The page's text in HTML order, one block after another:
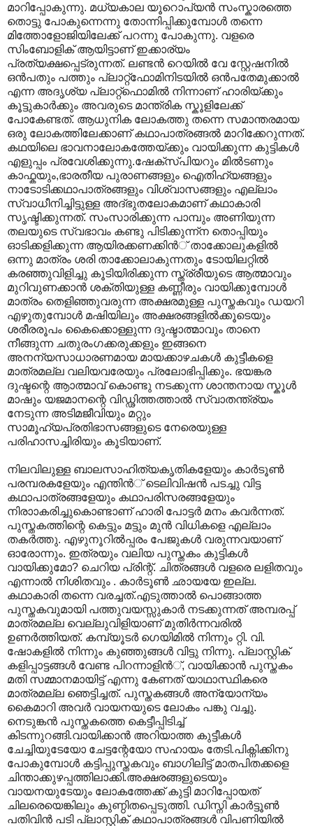
മാറിപ്പോകുന്നു. മധ്യകാല യൂറൊപ്യന്‍ സംസ്കാരത്തെ
തൊട്ടു പോകുന്നെന്നു തോന്നിപ്പിക്കുമ്പോള്‍‍ തന്നെ
മിത്തോളോജിയിലേക്ക് പറന്നു പോകുന്നു. വളരെ
സിംബോളിക് ആയിട്ടാണ് ഇക്കാര്യം
പ്രത്യക്ഷപ്പെട്രുന്നത്. ലണ്ടന്‍ റെയില്‍ വേ സ്റ്റേഷനില്‍
ഒന്‍പതും പത്തും പ്ലാറ്റ്ഫോമിനിടയില്‍ ഒന്‍പതേമുക്കാല്‍
എന്ന അദൃശ്യ പ്ലാറ്റ്ഫൊമില്‍ നിന്നാണ് ഹാരിയ്ക്കും
കൂട്ടുകാര്‍ക്കും അവരുടെ മാന്ത്രിക സ്കൂളിലേക്ക്
പോകേണ്ടത്. ആധുനിക ലോകത്തു തന്നെ സമാന്തരമായ
ഒരു ലോകത്തിലേക്കാണ് കഥാപാത്രങ്ങല്‍ മാറിക്കേറുന്നത്.
കഥയിലെ ഭാവനാലോകത്തേയ്ക്കും വായിക്കുന്ന കുട്ടികള്‍
എളുപ്പം പ്രവേശിക്കുന്നു.ഷേക്സ്പിയറും മില്‍ടണും
കാഫ്കയും,ഭാരതീയ പുരാണങ്ങളും ഐതിഹ്യങ്ങളും
നാടോടിക്കഥാപാത്രങ്ങളും വിശ്വാസങ്ങളും എല്ലാം
സ്വാധീനിച്ചിട്ടുള്ള അദ്ഭുതലോകമാണ് കഥാകാരി
സൃഷ്ടിക്കുന്നത്. സംസാരിക്കുന്ന പാമ്പും അണിയുന്ന
തലയുടെ സ്വഭാവം കണ്ടു പിടിക്കുന്ന്ന തൊപ്പിയും
ഓടിക്കളിക്കുന്ന ആയിരക്കണക്കിന്‍് താക്കോലുകളില്‍
ഒന്നു മാത്രം ശരി താക്കോലാകുന്നതും ടോയിലറ്റില്‍
കരഞ്ഞുവിളിച്ചു കൂടിയിരിക്കുന്ന സ്ത്ര്രീയുടെ ആത്മാവും
മുറിവുണക്കാന്‍ ശക്തിയുള്ള കണ്ണീരും വായിക്കുമ്പോള്‍
മാത്രം തെളിഞ്ഞുവരുന്ന അക്ഷരമുള്ള പുസ്തകവും ഡയറി
എഴുതുമ്പോള്‍ മഷിയിലും അക്ഷരങ്ങളില്‍ക്കൂടെയും
ശരീരരൂപം കൈക്കൊള്ളുന്ന ദുഷ്ടാത്മാവും താനെ
നീങ്ങുന്ന ചതുരംഗക്കരുക്കളും ഇങ്ങനെ
അനന്യസാധാരണമായ മായക്കാഴചകള്‍ കുട്ടീകളെ
മാത്രമല്ല വലിയവരേയും പ്രലോഭിപ്പിക്കും. ഭയങ്കര
ദുഷ്ടന്റെ ആ‍ാത്മാവ് കൊണ്ടു നടക്കുന്ന ശാന്തനായ സ്കൂള്‍
മാഷും യജമാനന്റെ വിഡ്ഢിത്തത്താല്‍ സ്വാതന്ത്ര്യം
നേടുന്ന അടിമജീവിയും മറ്റും
സാമൂഹ്യപ്രതിഭാസങ്ങളുടെ നേരെയുള്ള
പരിഹാസച്ചിരിയും കൂടിയാണ്.
നിലവിലുള്ള ബാലസാഹിത്യകൃതികളേയും കാര്‍ടൂണ്‍
പരമ്പരകളേയും എന്തിന്‍് ടെലിവിഷന്‍ പടച്ചു വിട്ട
കഥാപാത്രങ്ങളേയും കഥാപരിസരങ്ങളേയും
നിരാ‍ാകരിച്ചുകൊണ്ടാണ് ഹാരി പോട്ടര്‍ മനം കവര്‍ന്നത്.
പുസ്തകത്തിന്റെ കെട്ടും മട്ടും മുന്‍ വിധികളെ എല്ലാം
തകര്‍ത്തു. എഴുനൂറില്‍പ്പരം പേജുകള്‍ വരുന്നവയാണ്
ഓരോന്നും. ഇത്രയും വലിയ പുസ്തകം കുട്ടികള്‍
വായിക്കുമോ? ചെറിയ പ്രിന്റ്. ചിത്രങ്ങള്‍ വളരെ ലളിതവും
എന്നാല്‍ നിശിതവും . കാര്‍ടൂണ്‍ ഛായയേ ഇല്ല.
കഥാകാരി തന്നെ വരച്ചത്.എടുത്താല്‍ പൊങ്ങാത്ത
പുസ്തകവുമായി പത്തുവയസ്സുകാര്‍ നടക്കുന്നത് അമ്പരപ്പ്
മാത്രമല്ല വെല്ലുവിളിയാണ് മുതിര്‍ന്നവരില്‍
ഉണര്‍ത്തിയത്. കമ്പ്യൂടര്‍ ഗെയിമില്‍ നിന്നും റ്റി. വി.
ഷോകളില്‍ നിന്നും കുഞ്ഞുങ്ങള്‍ വിട്ടു നിന്നു. പ്ലാ‍സ്റ്റിക്
കളിപ്പാട്ടങ്ങള്‍ വേണ്ട പിറന്നാളിന്‍്, വായിക്കാന്‍ പുസ്തകം
മതി സമ്മാനമായിട്ട് എന്നു കേണത് യാഥാസ്ഥികരെ
മാത്രമല്ല ഞെട്ടിച്ചത്. പുസ്തകങ്ങള്‍ അന്യോന്യം
കൈമാറി അവര്‍ വായനയുടെ ലോകം പങ്കു വച്ചു.
നെടുങ്കന്‍ പുസ്തകത്തെ കെട്ടീപ്പിടിച്ച്
കിടന്നുറങ്ങി.വായിക്കാന്‍ അറിയാത്ത കുട്ടീകള്‍
ചേച്ചിയുടേയോ ചേട്ടന്റേയോ സഹായം തേടി.പിക്നിക്കിനു
പോകുമ്പോള്‍ കട്ടിപ്പുസ്തകവും ബാഗിലിട്ട് മാതപിതക്കളെ
ചിന്താക്കുഴപ്പത്തിലാക്കി.അക്ഷരങ്ങളുടെയും
വായനയുടേയും ലോകത്തേക്ക് കുട്ടി മാറിപ്പോയത്
ചിലരെയെങ്കിലും കുണ്ഠിതപ്പെടുത്തി. ഡിസ്നി കാര്‍ട്ടൂണ്‍
പതിവിന്‍ പടി പ്ലാസ്റ്റിക് കഥാപാത്രങ്ങള്‍ വിപണിയില്‍